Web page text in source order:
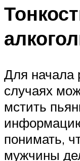
Для начала
случаях
мстить
понимать,
мужчины